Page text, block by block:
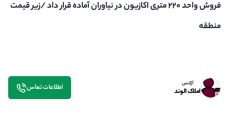
فروش واحد ۲۲۰ متری اکازیون در نیاوران آماده قرار داد /زیر قیمت
منطقه
آژانس
املاک الوند اطلاعات تماس